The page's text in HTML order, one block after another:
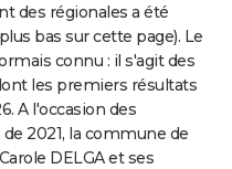
des régionales a été
bas sur cette page). Le
connu : il s'agit des
les premiers résultats
A l'occasion des
2021, la commune de
DELGA et ses